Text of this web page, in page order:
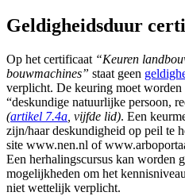
Geldigheidsduur
Op het certificaat “Keuren
bouwmachines” staat geen
verplicht. De keuring moet worden
“deskundige natuurlijke persoon,
(artikel 7.4a , vijfde lid). Een
zijn/haar deskundigheid op peil te
site www.nen.nl of
Een herhalingscursus kan worden
mogelijkheden om het
niet wettelijk verplicht.